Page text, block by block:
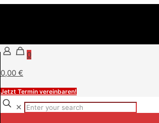
0
0,00 €
Jetzt Termin vereinbaren!
✕